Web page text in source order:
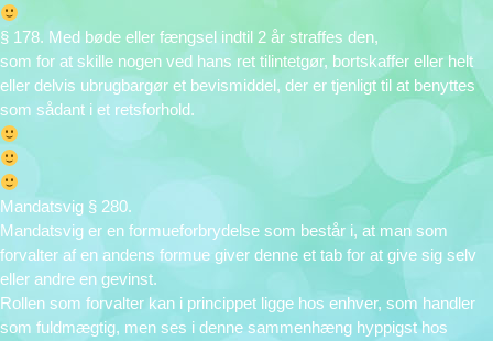
§ 178. Med bøde eller fængsel indtil 2 år straffes den,
som for at skille nogen ved hans ret tilintetgør, bortskaffer eller helt
eller delvis ubrugbargør et bevismiddel, der er tjenligt til at benyttes
som sådant i et retsforhold.
Mandatsvig § 280.
Mandatsvig er en formueforbrydelse som består i, at man som
forvalter af en andens formue giver denne et tab for at give sig selv
eller andre en gevinst.
Rollen som forvalter kan i princippet ligge hos enhver, som handler
som fuldmægtig, men ses i denne sammenhæng hyppigst hos